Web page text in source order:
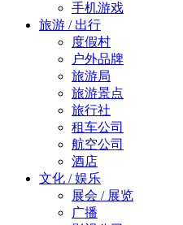
手机游戏
旅游 / 出行
度假村
户外品牌
旅游局
旅游景点
旅行社
租车公司
航空公司
酒店
文化 / 娱乐
展会 / 展览
广播